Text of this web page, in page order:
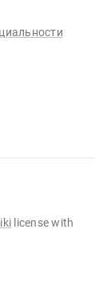
license with